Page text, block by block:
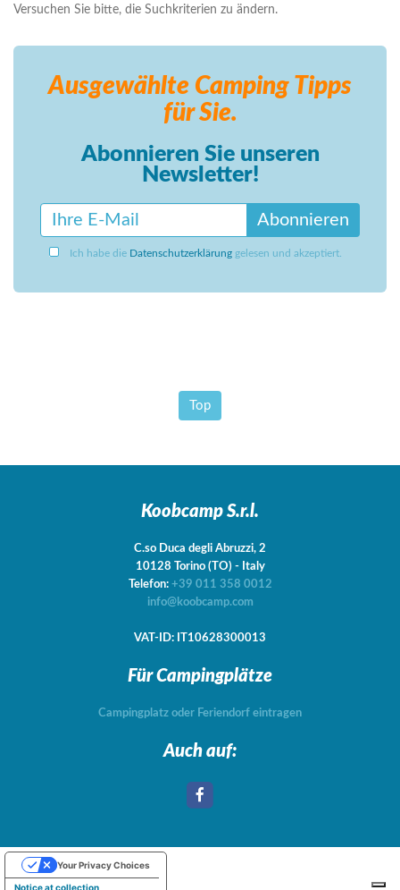
Versuchen Sie bitte, die Suchkriterien zu ändern.
Ausgewählte Camping Tipps
für Sie.
Abonnieren Sie unseren
Newsletter!
Abonnieren
Ich habe die Datenschutzerklärung gelesen und akzeptiert.
Top
Koobcamp S.r.l.
C.so Duca degli Abruzzi, 2
10128 Torino (TO) - Italy
Telefon: +39 011 358 0012
info@koobcamp.com
VAT-ID: IT10628300013
Für Campingplätze
Campingplatz oder Feriendorf eintragen
Auch auf:
Notice at collection
Your Privacy Choices